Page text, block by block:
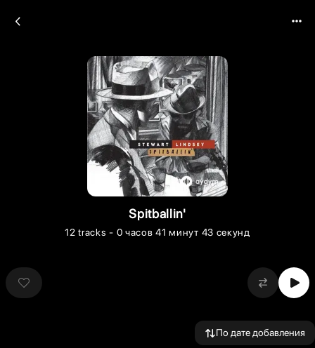
Spitballin'
12 tracks- 0 часов 41 минут 43 секунд
По дате добавления